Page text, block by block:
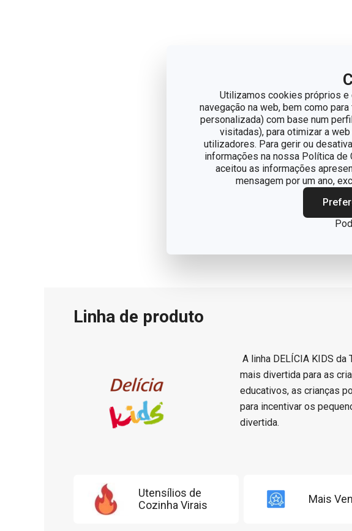
Utilizamos cookies próprios e
navegação na web, bem como
personalizada) com base num
visitadas), para otimizar a
utilizadores. Para gerir ou
informações na nossa Política de
aceitou as informações
mensagem por um ano,
Linha de produto
A linha DELÍCIA KIDS
mais divertida para as
educativos, as crianças
para incentivar os
divertida.
Utensílios de
Cozinha Virais
Mais